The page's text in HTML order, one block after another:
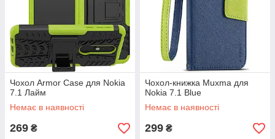
Чохол Armor Case для Nokia
7.1 Лайм
Немає в наявності
269 ₴
Чохол-книжка Muxma для
Nokia 7.1 Blue
Немає в наявності
299 ₴